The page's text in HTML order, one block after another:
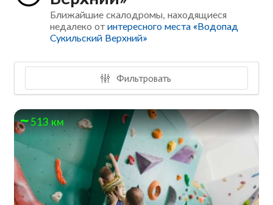
Ближайшие скалодромы, находящиеся
недалеко отинтересного места «Водопад
Сукильский Верхний»
Фильтровать
513 км